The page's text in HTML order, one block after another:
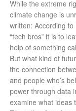
While the extreme
climate change is
written: According
“tech bros” it is to
help of something
But what kind of
the connection
and people who’s
power through data
examine what ideas